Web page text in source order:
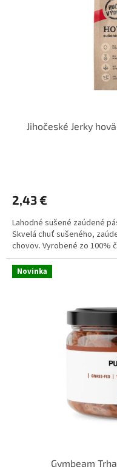
Jihočeské Jerky
2,43 €
Lahodné sušené zaúdené
Skvelá chuť sušeného,
chovov. Vyrobené zo 100%
Novinka
Gymbeam